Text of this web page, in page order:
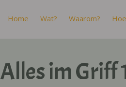
Home Wat? Waarom?
Alles im Griff